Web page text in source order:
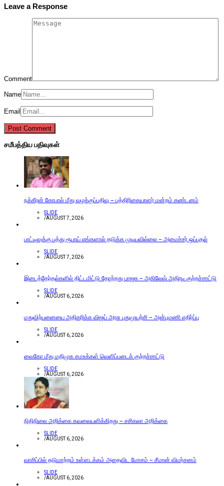
Leave a Response
Comment
Name
Email
சமீபத்திய பதிவுகள்
நக்கீரன் கோபால் மீது வழக்குப்பதிவு – பத்திரிகையாளர் மன்றம் கண்டனம்
SLIDE
/AUGUST 7, 2026
பாட்டிலுக்கு பத்து ரூபாய் எங்களால் தடுக்க முடியவில்லை – அமைச்சர் ஒப்புதல்
SLIDE
/AUGUST 7, 2026
இடைத்தேர்தல்களில் திட்டமிட்டு தோற்றது பாஜக – அகிலேஷ் அதிரடி குற்றச்சாட்டு
SLIDE
/AUGUST 6, 2026
மதுவிற்பனையை அதிகரிக்க விஜய் அரசு புதுமுயற்சி – அன்புமணி எதிர்ப்பு
SLIDE
/AUGUST 6, 2026
வைகோ மீது மதிமுக சமஉக்கள் வெளிப்படைக் குற்றச்சாட்டு
SLIDE
/AUGUST 6, 2026
நிதிநிலை அறிக்கை கவலையளிக்கிறது – சசிகலா அறிக்கை
SLIDE
/AUGUST 6, 2026
வாசிப்பில் தடுமாற்றம் உள்ளடக்கம் அதைவிட மோசம் – சீமான் விமர்சனம்
SLIDE
/AUGUST 6, 2026